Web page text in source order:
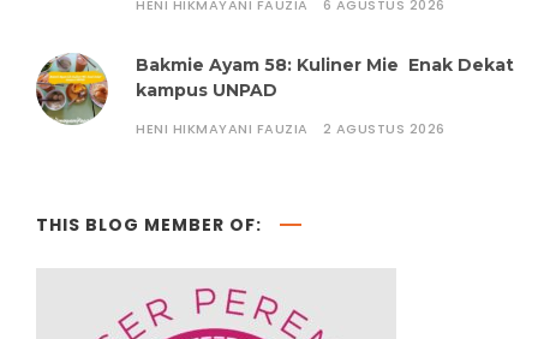
HENI HIKMAYANI FAUZIA 6 AGUSTUS 2026
Bakmie Ayam 58: Kuliner Mie Enak Dekat
kampus UNPAD
HENI HIKMAYANI FAUZIA 2 AGUSTUS 2026
THIS BLOG MEMBER OF: